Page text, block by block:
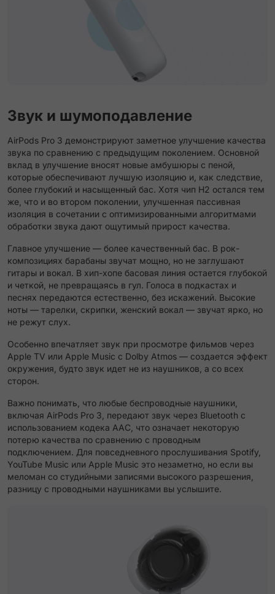
Звук и шумоподавление
AirPods Pro 3 демонстрируют заметное улучшение качества
звука по сравнению с предыдущим поколением. Основной
вклад в улучшение вносят новые амбушюры с пеной,
которые обеспечивают лучшую изоляцию и, как следствие,
более глубокий и насыщенный бас. Хотя чип H2 остался тем
же, что и во втором поколении, улучшенная пассивная
изоляция в сочетании с оптимизированными алгоритмами
обработки звука дают ощутимый прирост качества.
Главное улучшение — более качественный бас. В рок-
композициях барабаны звучат мощно, но не заглушают
гитары и вокал. В хип-хопе басовая линия остается глубокой
и четкой, не превращаясь в гул. Голоса в подкастах и
песнях передаются естественно, без искажений. Высокие
ноты — тарелки, скрипки, женский вокал — звучат ярко, но
не режут слух.
Особенно впечатляет звук при просмотре фильмов через
Apple TV или Apple Music с Dolby Atmos — создается эффект
окружения, будто звук идет не из наушников, а со всех
сторон.
Важно понимать, что любые беспроводные наушники,
включая AirPods Pro 3, передают звук через Bluetooth с
использованием кодека AAC, что означает некоторую
потерю качества по сравнению с проводным
подключением. Для повседневного прослушивания Spotify,
YouTube Music или Apple Music это незаметно, но если вы
меломан со студийными записями высокого разрешения,
разницу с проводными наушниками вы услышите.